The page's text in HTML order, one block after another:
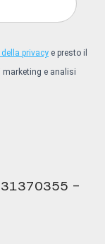
privacy e presto il
e analisi
-